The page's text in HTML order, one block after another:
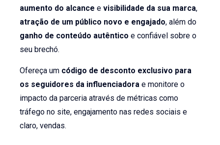
aumento do alcance evisibilidade da sua marca,
atração de um público novo e engajado, além do
ganho de conteúdo autêntico e confiável sobre o
seu brechó.
Ofereça um código de desconto exclusivo para
os seguidores da influenciadora e monitore o
impacto da parceria através de métricas como
tráfego no site, engajamento nas redes sociais e
claro, vendas.